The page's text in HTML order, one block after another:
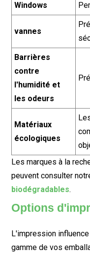
Windows
vannes
Barrières
contre
l'humidité et
les odeurs
Matériaux
écologiques
Les marques à la
peuvent consulter
biodégradables.
Options
L'impression
gamme de vos